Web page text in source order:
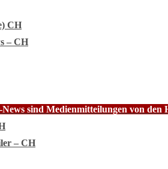
CH
– CH
sind Medienmitteilungen von
– CH